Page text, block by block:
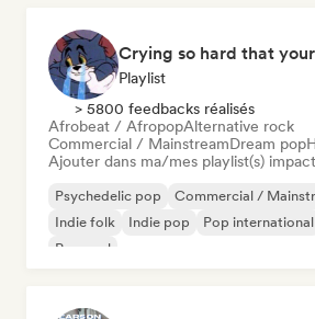
Crying so hard that
Playlist
> 5800 feedbacks réalisés
Afrobeat / AfropopAlternative rock
Commercial / MainstreamDream pop
Ajouter dans ma/mes playlist(s)
Psychedelic pop Commercial /
Indie folk
Indie pop Pop international
Pop soul